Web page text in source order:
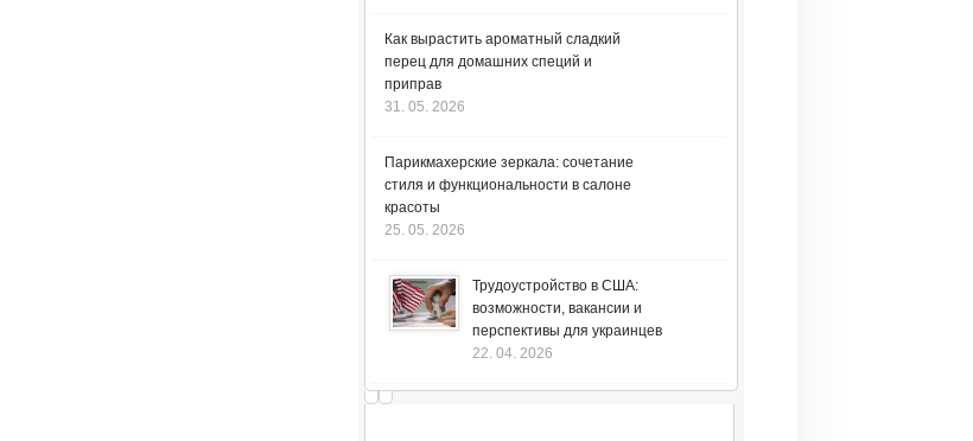
Как вырастить ароматный сладкий
перец для домашних специй и
приправ
31. 05. 2026
Парикмахерские зеркала: сочетание
стиля и функциональности в салоне
красоты
25. 05. 2026
Трудоустройство в США:
возможности, вакансии и
перспективы для украинцев
22. 04. 2026